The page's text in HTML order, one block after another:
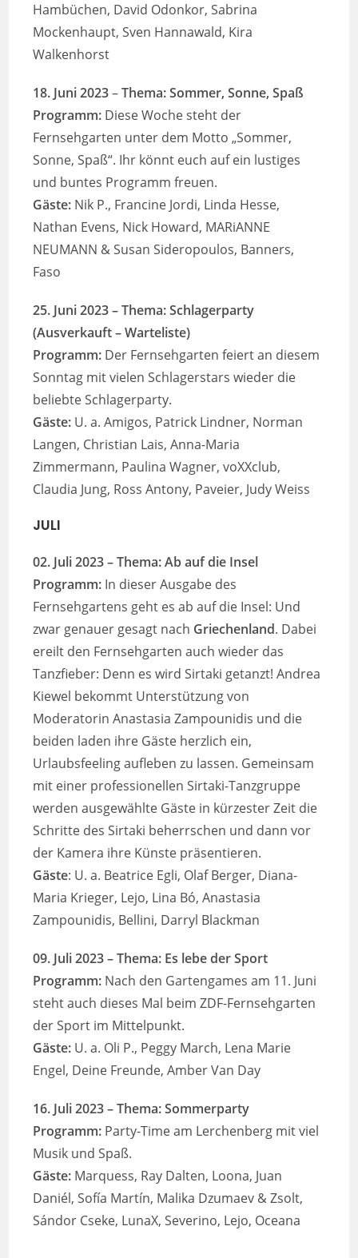
Hambüchen, David Odonkor, Sabrina
Mockenhaupt, Sven Hannawald, Kira
Walkenhorst
18. Juni 2023–Thema: Sommer, Sonne, Spaß
Programm: Diese Woche steht der
Fernsehgarten unter dem Motto „Sommer,
Sonne, Spaß“. Ihr könnt euch auf ein lustiges
und buntes Programm freuen.
Gäste: Nik P., Francine Jordi, Linda Hesse,
Nathan Evens, Nick Howard, MARiANNE
NEUMANN & Susan Sideropoulos, Banners,
Faso
25. Juni 2023– Thema: Schlagerparty
(Ausverkauft – Warteliste)
Programm: Der Fernsehgarten feiert an diesem
Sonntag mit vielen Schlagerstars wieder die
beliebte Schlagerparty.
Gäste: U. a. Amigos, Patrick Lindner, Norman
Langen, Christian Lais, Anna-Maria
Zimmermann, Paulina Wagner, voXXclub,
Claudia Jung, Ross Antony, Paveier, Judy Weiss
JULI
02. Juli 2023 – Thema: Ab auf die Insel
Programm: In dieser Ausgabe des
Fernsehgartens geht es ab auf die Insel: Und
zwar genauer gesagt nach Griechenland. Dabei
ereilt den Fernsehgarten auch wieder das
Tanzfieber: Denn es wird Sirtaki getanzt! Andrea
Kiewel bekommt Unterstützung von
Moderatorin Anastasia Zampounidis und die
beiden laden ihre Gäste herzlich ein,
Urlaubsfeeling aufleben zu lassen. Gemeinsam
mit einer professionellen Sirtaki-Tanzgruppe
werden ausgewählte Gäste in kürzester Zeit die
Schritte des Sirtaki beherrschen und dann vor
der Kamera ihre Künste präsentieren.
Gäste: U. a. Beatrice Egli, Olaf Berger, Diana-
Maria Krieger, Lejo, Lina Bó, Anastasia
Zampounidis, Bellini, Darryl Blackman
09. Juli 2023– Thema: Es lebe der Sport
Programm: Nach den Gartengames am 11. Juni
steht auch dieses Mal beim ZDF-Fernsehgarten
der Sport im Mittelpunkt.
Gäste: U. a. Oli P., Peggy March, Lena Marie
Engel, Deine Freunde, Amber Van Day
16. Juli 2023 – Thema: Sommerparty
Programm: Party-Time am Lerchenberg mit viel
Musik und Spaß.
Gäste: Marquess, Ray Dalten, Loona, Juan
Daniél, Sofía Martín, Malika Dzumaev & Zsolt,
Sándor Cseke, LunaX, Severino, Lejo, Oceana